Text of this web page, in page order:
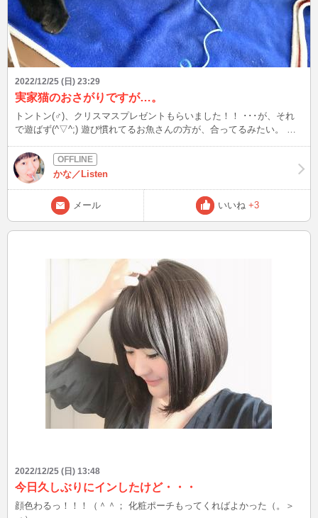
2022/12/25 (日) 23:29
実家猫のおさがりですが…。
トントン(♂)、クリスマスプレゼントもらいました！！ ･･･が、それ
で遊ばず(^▽^;) 遊び慣れてるお魚さんの方が、合ってるみたい。 カ
勢い良く食べてくれました^^
かな／Listen
メール いいね +3
2022/12/25 (日) 13:48
今日久しぶりにインしたけど・・・
顔色わるっ！！！（＾＾； 化粧ポーチもってくればよかった（。＞